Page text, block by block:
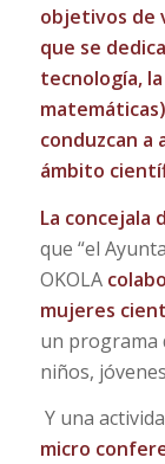
objetivos de
que se
tecnología,
conduzcan a
ámbito
La concejala
que “el
OKOLA
mujeres
un programa
niños,
Y una
micro